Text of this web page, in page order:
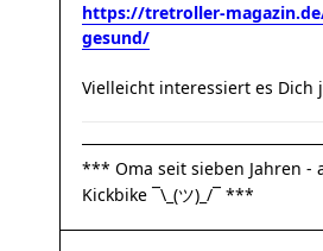
https://tretroller-
gesund/
Vielleicht interessiert es Dich
*** Oma seit sieben Jahren -
Kickbike ¯\_(ツ)_/¯ ***